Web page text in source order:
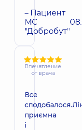
– Пациент
МС
"Добробут"
Впечатление
от врача
Все
приємна
і